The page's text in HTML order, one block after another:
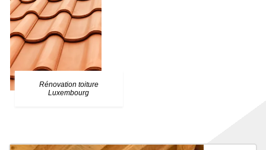
Rénovation toiture
Luxembourg